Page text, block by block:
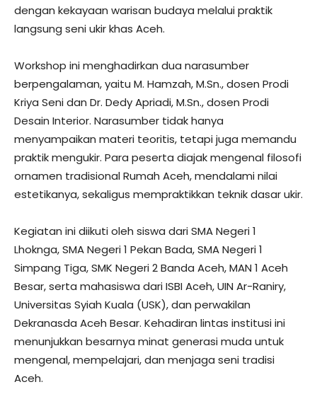
dengan kekayaan warisan budaya melalui praktik
langsung seni ukir khas Aceh.
Workshop ini menghadirkan dua narasumber
berpengalaman, yaitu M. Hamzah, M.Sn., dosen Prodi
Kriya Seni dan Dr. Dedy Apriadi, M.Sn., dosen Prodi
Desain Interior. Narasumber tidak hanya
menyampaikan materi teoritis, tetapi juga memandu
praktik mengukir. Para peserta diajak mengenal filosofi
ornamen tradisional Rumah Aceh, mendalami nilai
estetikanya, sekaligus mempraktikkan teknik dasar ukir.
Kegiatan ini diikuti oleh siswa dari SMA Negeri 1
Lhoknga, SMA Negeri 1 Pekan Bada, SMA Negeri 1
Simpang Tiga, SMK Negeri 2 Banda Aceh, MAN 1 Aceh
Besar, serta mahasiswa dari ISBI Aceh, UIN Ar-Raniry,
Universitas Syiah Kuala (USK), dan perwakilan
Dekranasda Aceh Besar. Kehadiran lintas institusi ini
menunjukkan besarnya minat generasi muda untuk
mengenal, mempelajari, dan menjaga seni tradisi
Aceh.